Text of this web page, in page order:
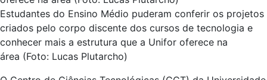
Estudantes do Ensino Médio puderam conferir os projetos
criados pelo corpo discente dos cursos de tecnologia e
conhecer mais a estrutura que a Unifor oferece na
área (Foto: Lucas Plutarcho)